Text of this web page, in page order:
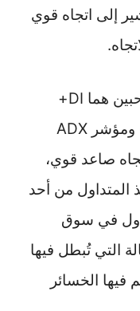
المتابعة. وما فوق 40 يُشير إلى اتجاه قوي
يُستخدم ADX مع مؤشرين مصاحبين هما DI+
وDI-، فحين يكون DI+ فوق DI- ومؤشر ADX
على اتجاه صاعد قوي،
المتداول من أحد
في سوق
التي تُبطل فيها
فيها الخسائر